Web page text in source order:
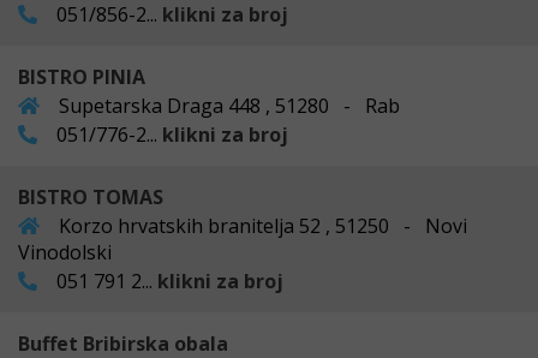
051/856-2... klikni za broj
BISTRO PINIA
Supetarska Draga 448 , 51280 - Rab
051/776-2... klikni za broj
BISTRO TOMAS
Korzo hrvatskih branitelja 52 , 51250 - Novi
Vinodolski
051 791 2... klikni za broj
Buffet Bribirska obala